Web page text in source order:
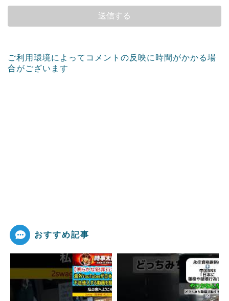
ご利用環境によってコメントの反映に時間がかかる場
合がございます
おすすめ記事